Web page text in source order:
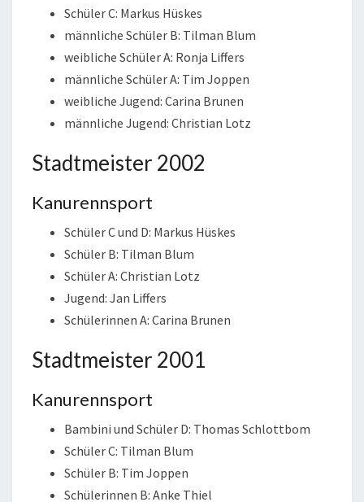
Schüler C: Markus Hüskes
männliche Schüler B: Tilman Blum
weibliche Schüler A: Ronja Liffers
männliche Schüler A: Tim Joppen
weibliche Jugend: Carina Brunen
männliche Jugend: Christian Lotz
Stadtmeister 2002
Kanurennsport
Schüler C und D: Markus Hüskes
Schüler B: Tilman Blum
Schüler A: Christian Lotz
Jugend: Jan Liffers
Schülerinnen A: Carina Brunen
Stadtmeister 2001
Kanurennsport
Bambini und Schüler D: Thomas Schlottbom
Schüler C: Tilman Blum
Schüler B: Tim Joppen
Schülerinnen B: Anke Thiel